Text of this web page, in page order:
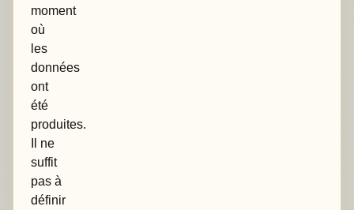
moment
où
les
données
ont
été
produites.
Il ne
suffit
pas à
définir